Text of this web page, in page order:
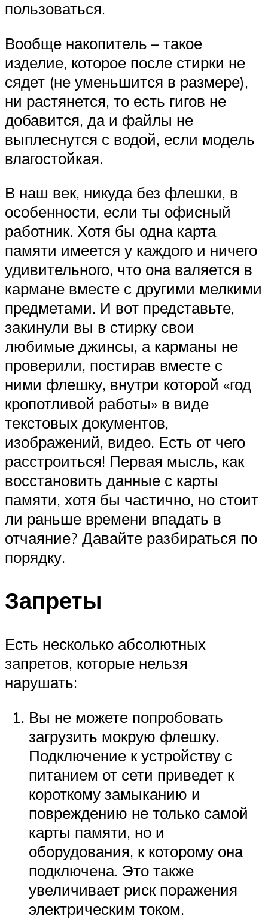
пользоваться.
Вообще накопитель – такое
изделие, которое после стирки не
сядет (не уменьшится в размере),
ни растянется, то есть гигов не
добавится, да и файлы не
выплеснутся с водой, если модель
влагостойкая.
В наш век, никуда без флешки, в
особенности, если ты офисный
работник. Хотя бы одна карта
памяти имеется у каждого и ничего
удивительного, что она валяется в
кармане вместе с другими мелкими
предметами. И вот представьте,
закинули вы в стирку свои
любимые джинсы, а карманы не
проверили, постирав вместе с
ними флешку, внутри которой «год
кропотливой работы» в виде
текстовых документов,
изображений, видео. Есть от чего
расстроиться! Первая мысль, как
восстановить данные с карты
памяти, хотя бы частично, но стоит
ли раньше времени впадать в
отчаяние? Давайте разбираться по
порядку.
Запреты
Есть несколько абсолютных
запретов, которые нельзя
нарушать:
Вы не можете попробовать
загрузить мокрую флешку.
Подключение к устройству с
питанием от сети приведет к
короткому замыканию и
повреждению не только самой
карты памяти, но и
оборудования, к которому она
подключена. Это также
увеличивает риск поражения
электрическим током.